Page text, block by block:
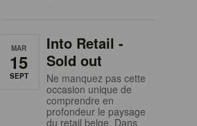
MAR
15
SEPT
Into Retail -
Sold out
Ne manquez pas cette
occasion unique de
comprendre en
profondeur le paysage
du retail belge. Dans